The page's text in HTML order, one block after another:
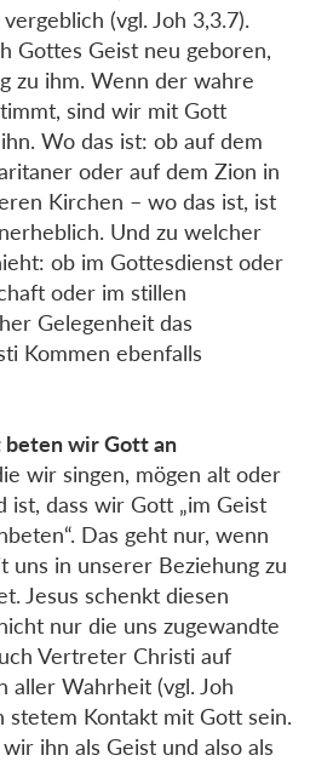
(vgl. Joh 3,3.7).
Gottes Geist neu geboren,
zu ihm. Wenn der wahre
sind wir mit Gott
Wo das ist: ob auf dem
oder auf dem Zion in
Kirchen – wo das ist, ist
Und zu welcher
ob im Gottesdienst oder
oder im stillen
Gelegenheit das
Kommen ebenfalls
wir Gott an
wir singen, mögen alt oder
ist, dass wir Gott „im Geist
Das geht nur, wenn
uns in unserer Beziehung zu
Jesus schenkt diesen
nur die uns zugewandte
Vertreter Christi auf
aller Wahrheit (vgl. Joh
stetem Kontakt mit Gott sein.
ihn als Geist und also als